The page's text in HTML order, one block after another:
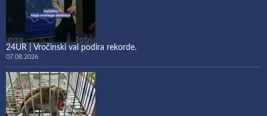
24UR | Vročinski val podira rekorde.
07.08.2026